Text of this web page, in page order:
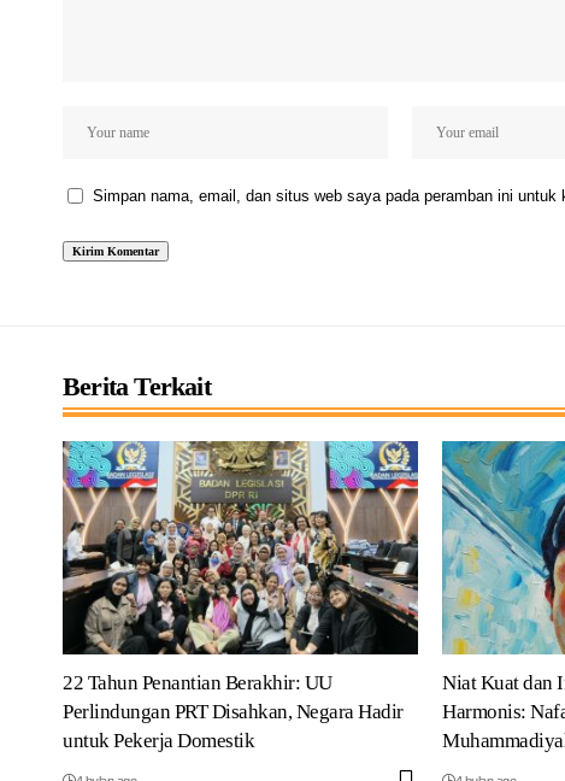
Simpan nama, email, dan situs web saya pada peramban ini untuk
Berita Terkait
22 Tahun Penantian Berakhir: UU
Perlindungan PRT Disahkan, Negara Hadir
untuk Pekerja Domestik
Niat Kuat dan
Harmonis: